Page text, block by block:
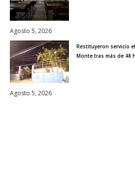
Agosto 5, 2026
Restituyeron servicio
Monte tras más de 48
Agosto 5, 2026